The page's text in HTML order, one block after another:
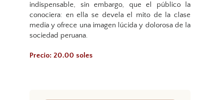
indispensable, sin embargo, que el público la
conociera: en ella se devela el mito de la clase
media y ofrece una imagen lúcida y dolorosa de la
sociedad peruana.
Precio: 20.00 soles